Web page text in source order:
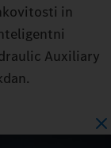
in
Auxiliary